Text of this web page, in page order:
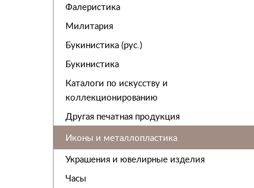
Фалеристика
Милитария
Букинистика (рус.)
Букинистика
Каталоги по искусству и
коллекционированию
Другая печатная продукция
Иконы и металлопластика
Украшения и ювелирные изделия
Часы